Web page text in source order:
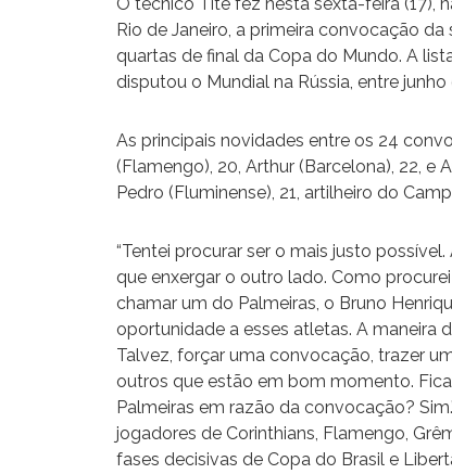
Rio de Janeiro, a primeira convocação
quartas de final da Copa do Mundo. A
disputou o Mundial na Rússia, entre junho
As principais novidades entre os 24
(Flamengo), 20, Arthur (Barcelona), 22, e
Pedro (Fluminense), 21, artilheiro do
“Tentei procurar ser o mais justo
que enxergar o outro lado. Como
chamar um do Palmeiras, o Bruno
oportunidade a esses atletas. A maneira
Talvez, forçar uma convocação, trazer
outros que estão em bom momento.
Palmeiras em razão da convocação?
jogadores de Corinthians, Flamengo,
fases decisivas de Copa do Brasil e